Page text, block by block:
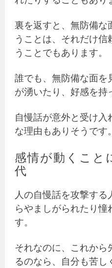
裏を返すと、無防備な
うことは、それだけ
うことでもあります。
誰でも、無防備な面を
が湧いたり、好感を持
自慢話が意外と受け入
な理由もありそうです。
感情が動くこと
代
人の自慢話を攻撃する
らやましがられたり憧
す。
それなのに、これから
るのなら、自分も苦し